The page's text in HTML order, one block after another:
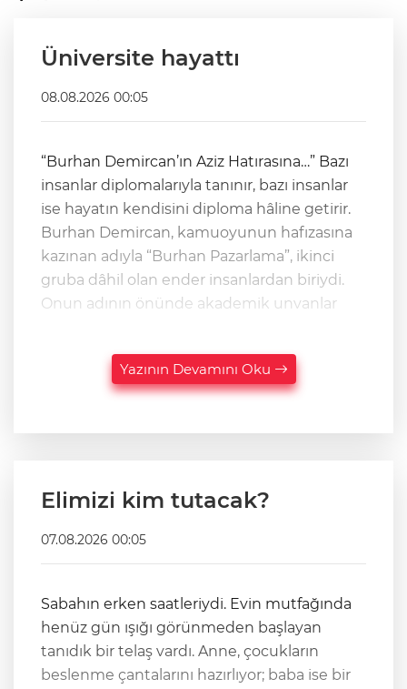
Üniversite hayattı
08.08.2026 00:05
“Burhan Demircan’ın Aziz Hatırasına…” Bazı
insanlar diplomalarıyla tanınır, bazı insanlar
ise hayatın kendisini diploma hâline getirir.
Burhan Demircan, kamuoyunun hafızasına
kazınan adıyla “Burhan Pazarlama”, ikinci
gruba dâhil olan ender insanlardan biriydi.
Onun adının önünde akademik unvanlar
Yazının Devamını Oku
Elimizi kim tutacak?
07.08.2026 00:05
Sabahın erken saatleriydi. Evin mutfağında
henüz gün ışığı görünmeden başlayan
tanıdık bir telaş vardı. Anne, çocukların
beslenme çantalarını hazırlıyor; baba ise bir